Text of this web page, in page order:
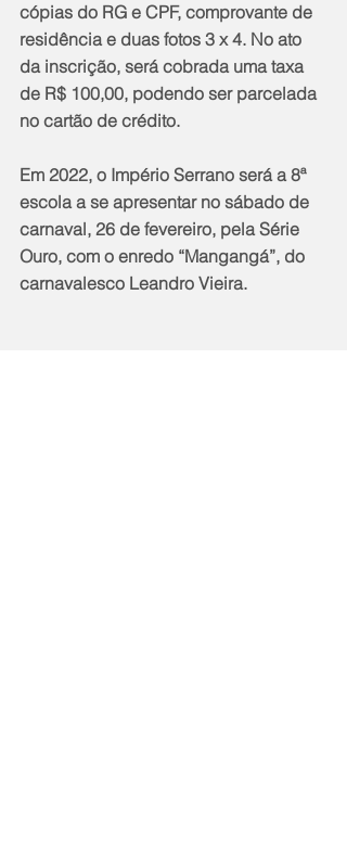
cópias do RG e CPF, comprovante de
residência e duas fotos 3 x 4. No ato
da inscrição, será cobrada uma taxa
de R$ 100,00, podendo ser parcelada
no cartão de crédito.
Em 2022, o Império Serrano será a 8ª
escola a se apresentar no sábado de
carnaval, 26 de fevereiro, pela Série
Ouro, com o enredo “Mangangá”, do
carnavalesco Leandro Vieira.